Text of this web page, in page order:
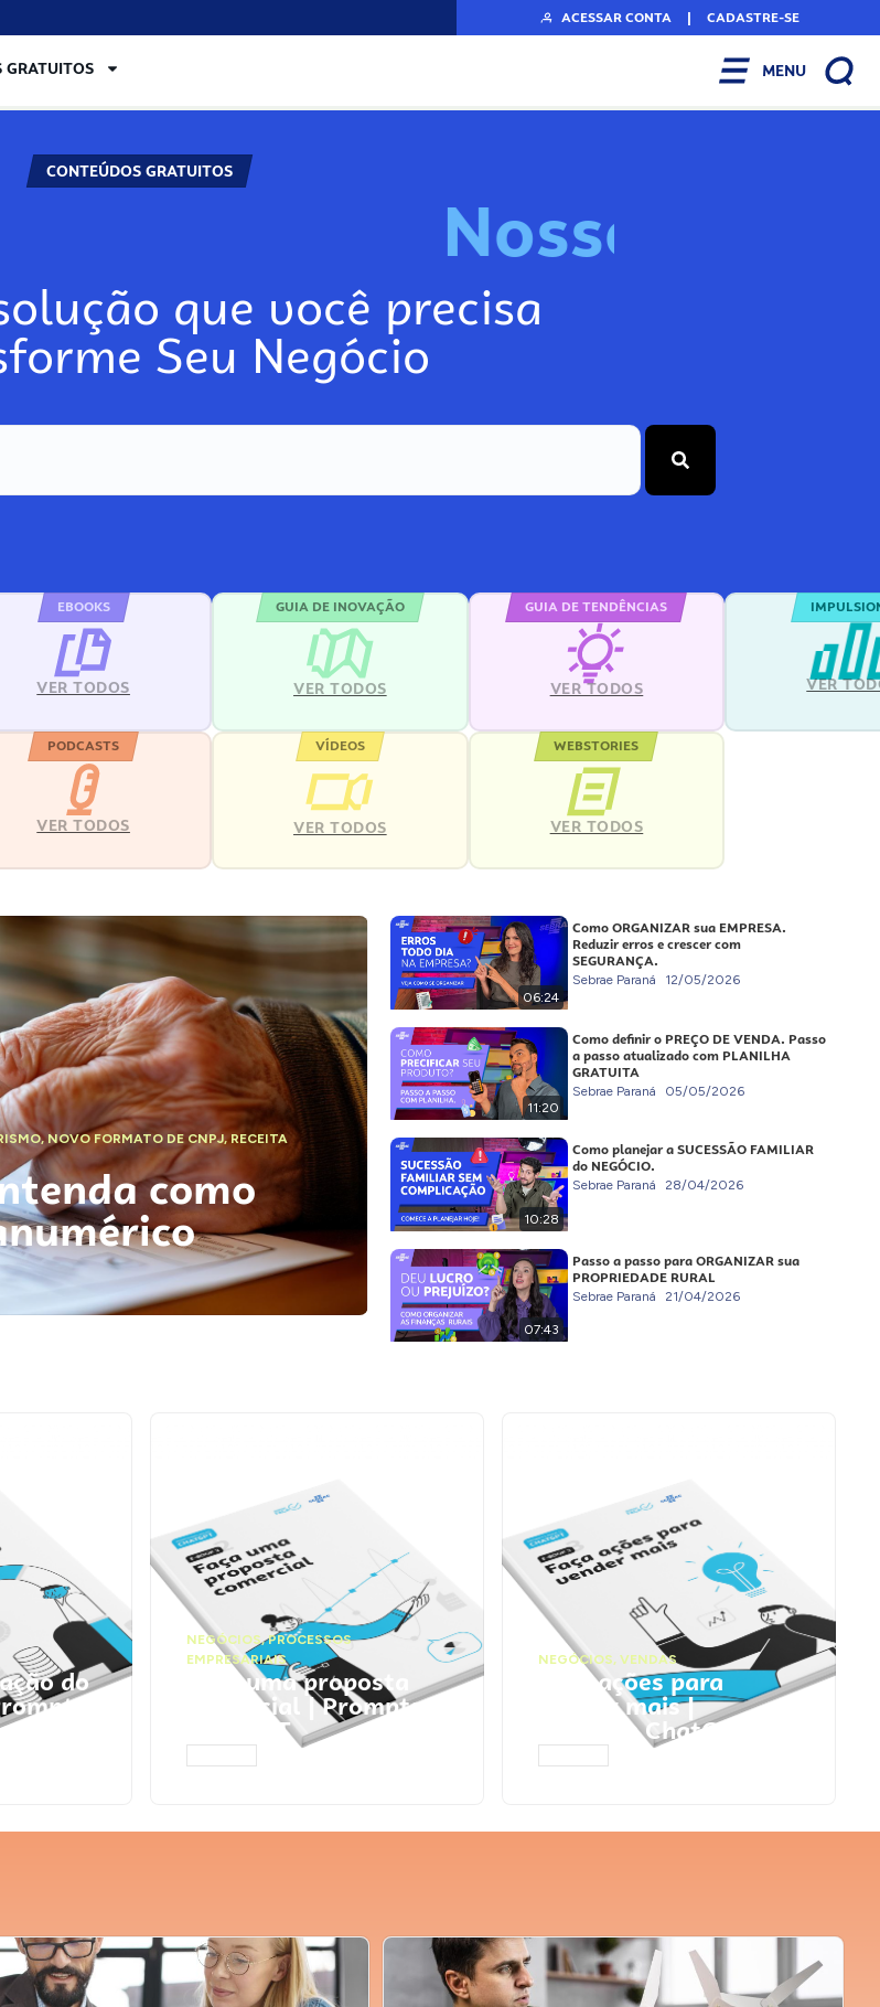
ACESSAR CONTA | CADASTRE-SE
GRATUITOS MENU
CONTEÚDOS GRATUITOS
Noss
que você precisa
Seu Negócio
EBOOKS
VER TODOS
GUIA DE INOVAÇÃO
VER TODOS
GUIA DE TENDÊNCIAS
VER TODOS VER
PODCASTS
VER TODOS
VÍDEOS
VER TODOS
WEBSTORIES
VER TODOS
,NOVO FORMATO DE CNPJ,RECEITA
como
06:24
Como ORGANIZAR sua EMPRESA.
Reduzir erros e crescer com
SEGURANÇA.
Sebrae Paraná 12/05/2026
11:20
Como definir o PREÇO DE VENDA. Passo
a passo atualizado com PLANILHA
GRATUITA
Sebrae Paraná 05/05/2026
10:28
Como planejar a SUCESSÃO FAMILIAR
do NEGÓCIO.
Sebrae Paraná 28/04/2026
07:43
Passo a passo para ORGANIZAR sua
PROPRIEDADE RURAL
Sebrae Paraná 21/04/2026
do
NEGÓCIOS,PROCESSOS
EMPRESARIAIS
Faça uma proposta
comercial | Prompts
ChatGPT
NEGÓCIOS, VENDAS
Faça ações para
vender mais |
Prompts ChatGPT